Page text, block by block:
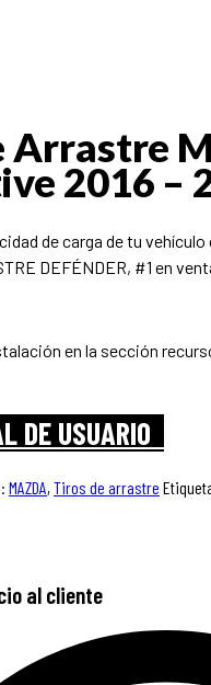
Arrastre
2016 –
de carga de tu vehículo
DEFÉNDER, #1 en
en la sección
DE USUARIO
MAZDA, Tiros de arrastre
al cliente